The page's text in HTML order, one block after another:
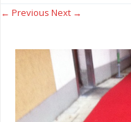
← Previous Next →